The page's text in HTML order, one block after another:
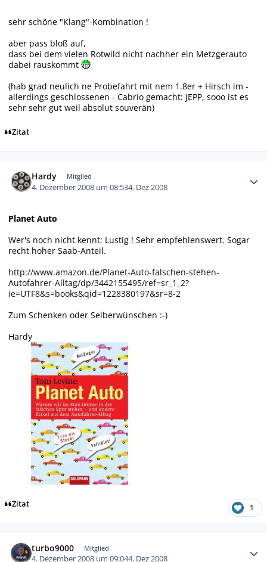
sehr schöne "Klang"-Kombination !
aber pass bloß auf,
dass bei dem vielen Rotwild nicht nachher ein Metzgerauto
dabei rauskommt
(hab grad neulich ne Probefahrt mit nem 1.8er + Hirsch im -
allerdings geschlossenen - Cabrio gemacht: JEPP, sooo ist es
sehr sehr gut weil absolut souverän)
Zitat
Hardy Mitglied
4. Dezember 2008 um 08:534. Dez 2008
Planet Auto
Wer's noch nicht kennt: Lustig ! Sehr empfehlenswert. Sogar
recht hoher Saab-Anteil.
http://www.amazon.de/Planet-Auto-falschen-stehen-
Autofahrer-Alltag/dp/3442155495/ref=sr_1_2?
ie=UTF8&s=books&qid=1228380197&sr=8-2
Zum Schenken oder Selberwünschen :-)
Hardy
Zitat 1
turbo9000 Mitglied
4. Dezember 2008 um 09:044. Dez 2008